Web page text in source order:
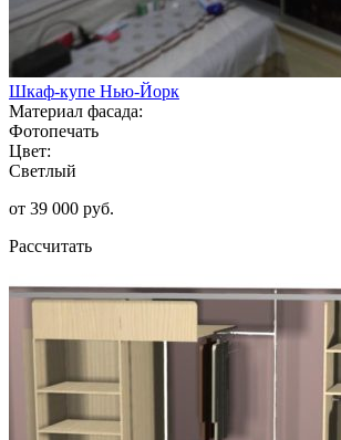
Шкаф-купе Нью-Йорк
Материал фасада:
Фотопечать
Цвет:
Светлый
от 39 000 руб.
Рассчитать